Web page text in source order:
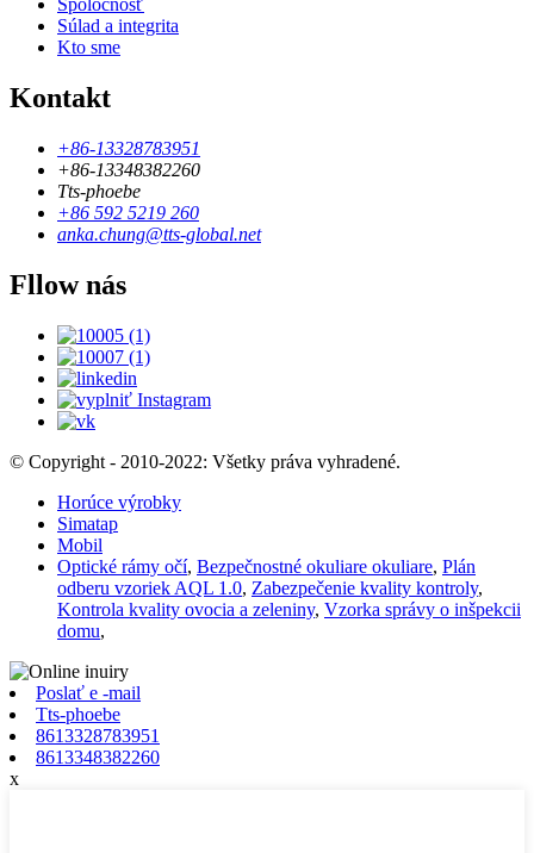
Spoločnosť
Súlad a integrita
Kto sme
Kontakt
+86-13328783951
+86-13348382260
Tts-phoebe
+86 592 5219 260
anka.chung@tts-global.net
Fllow nás
© Copyright - 2010-2022: Všetky práva vyhradené.
Horúce výrobky
Simatap
Mobil
Optické rámy očí, Bezpečnostné okuliare okuliare, Plán
odberu vzoriek AQL 1.0, Zabezpečenie kvality kontroly,
Kontrola kvality ovocia a zeleniny, Vzorka správy o inšpekcii
domu,
Poslať e -mail
Tts-phoebe
8613328783951
8613348382260
x